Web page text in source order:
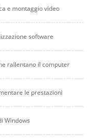
e montaggio video
software
rallentano il computer
le prestazioni
Windows